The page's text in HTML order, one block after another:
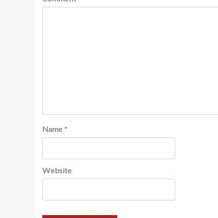
Name *
Website